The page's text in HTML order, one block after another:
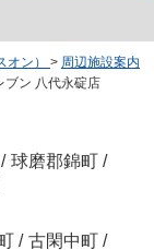
ン） > 周辺施設案内
ブン 八代永碇店
/ 球磨郡錦町 /
/ 古閑中町 /